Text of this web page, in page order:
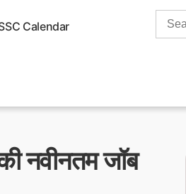
Calendar
Search
नवीनतम जॉब